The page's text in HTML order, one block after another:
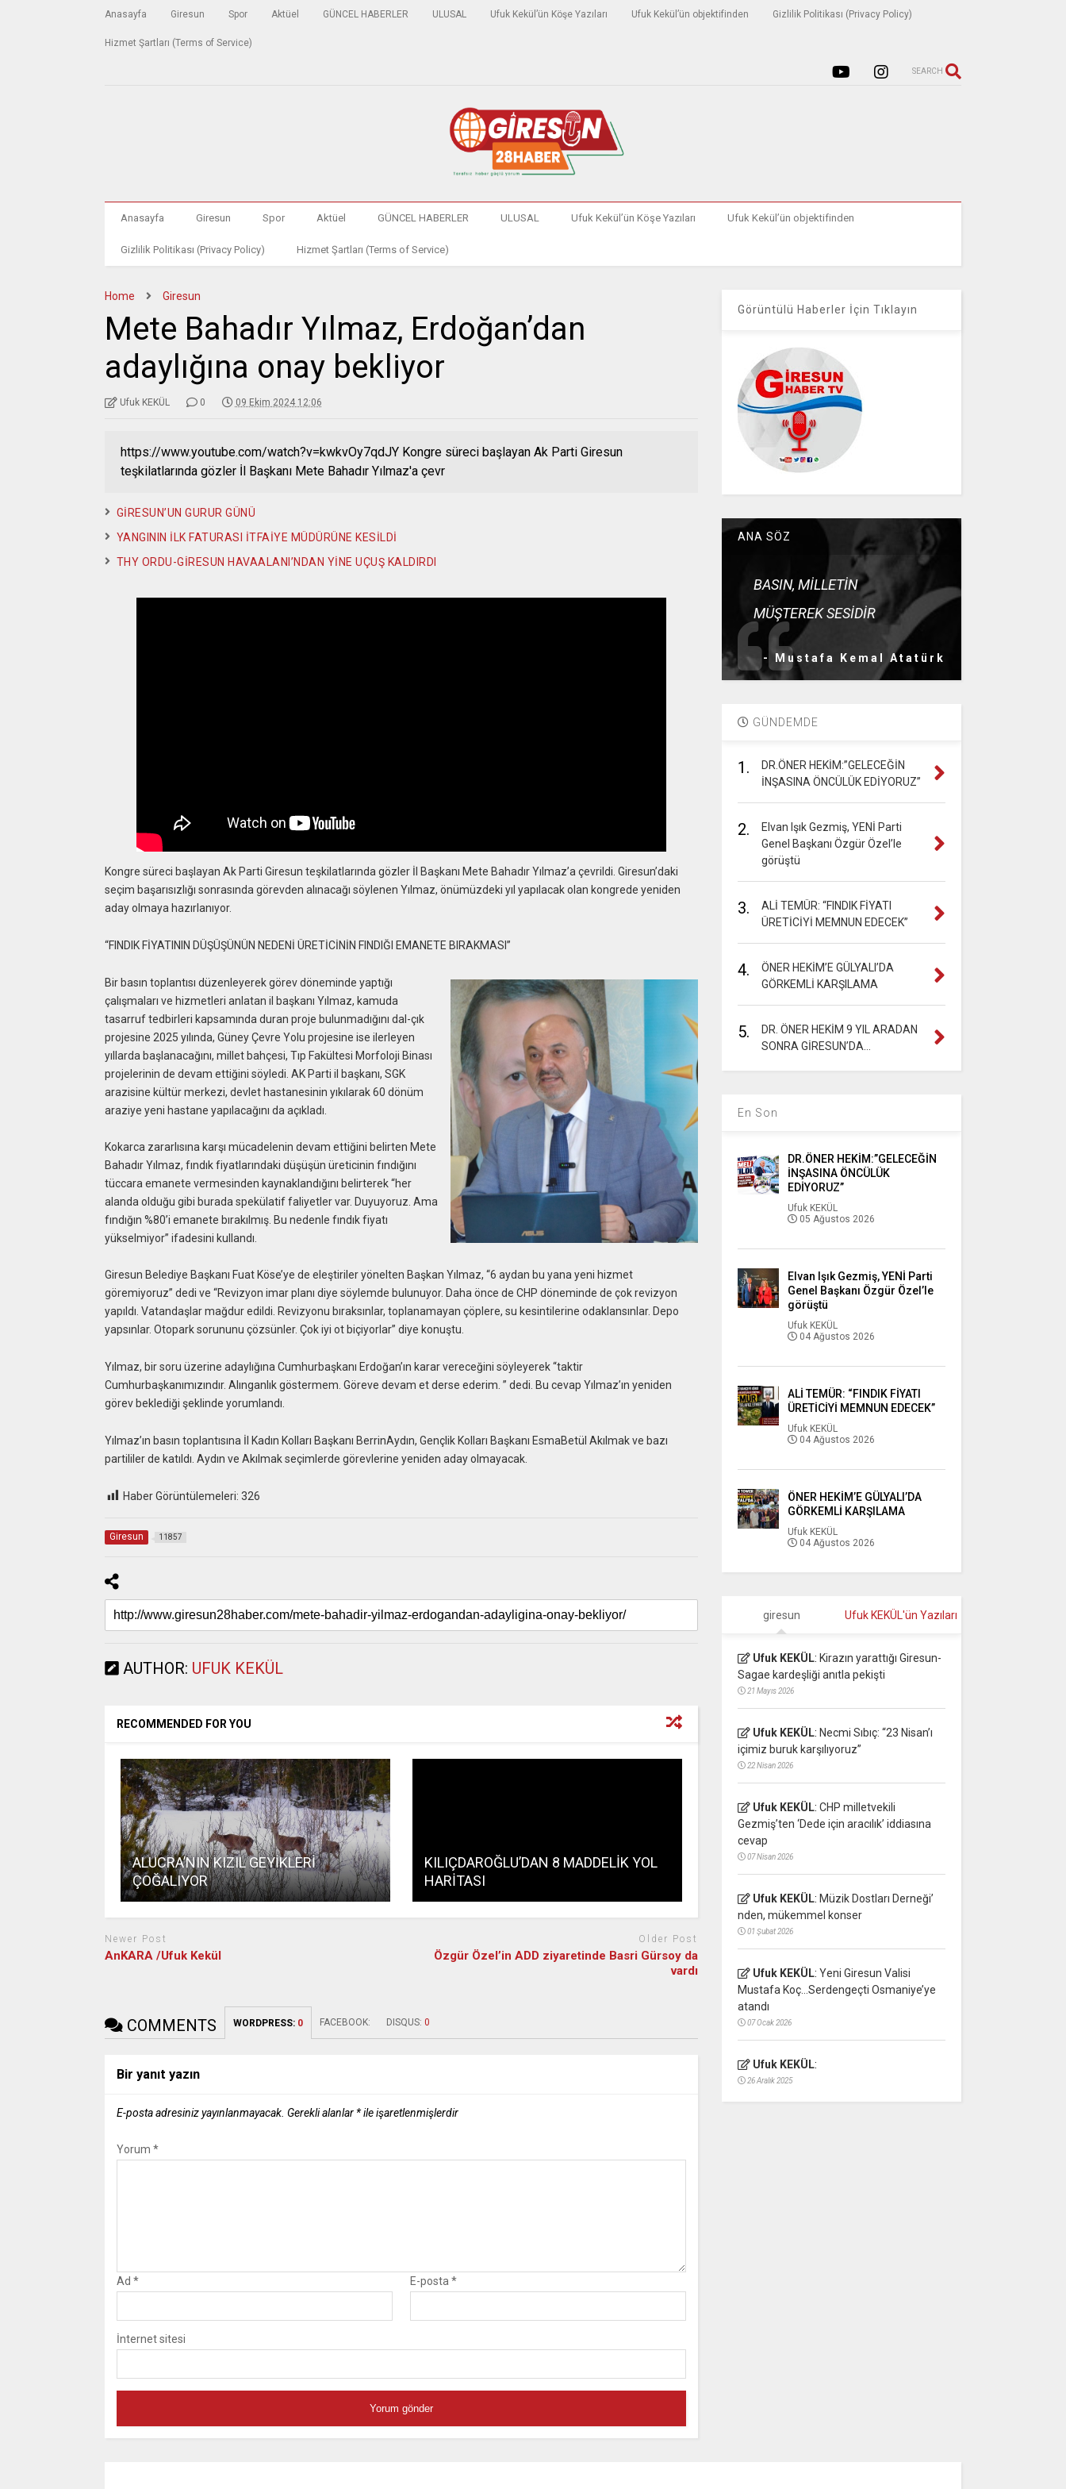
Anasayfa Giresun Spor Aktüel GÜNCEL HABERLER ULUSAL Ufuk Kekül’ün Köşe Yazıları Ufuk Kekül’ün objektifinden Gizlilik Politikası (Privacy Policy)
Hizmet Şartları (Terms of Service)
SEARCH
Anasayfa Giresun Spor Aktüel GÜNCEL HABERLER ULUSAL Ufuk Kekül’ün Köşe Yazıları Ufuk Kekül’ün objektifinden
Gizlilik Politikası (Privacy Policy) Hizmet Şartları (Terms of Service)
Home Giresun
Mete Bahadır Yılmaz, Erdoğan’dan
adaylığına onay bekliyor
Ufuk KEKÜL 0 09 Ekim 2024 12:06
https://www.youtube.com/watch?v=kwkvOy7qdJY Kongre süreci başlayan Ak Parti Giresun
teşkilatlarında gözler İl Başkanı Mete Bahadır Yılmaz'a çevr
GİRESUN’UN GURUR GÜNÜ
YANGININ İLK FATURASI İTFAİYE MÜDÜRÜNE KESİLDİ
THY ORDU-GİRESUN HAVAALANI’NDAN YİNE UÇUŞ KALDIRDI
Kongre süreci başlayan Ak Parti Giresun teşkilatlarında gözler İl Başkanı Mete Bahadır Yılmaz’a çevrildi. Giresun’daki
seçim başarısızlığı sonrasında görevden alınacağı söylenen Yılmaz, önümüzdeki yıl yapılacak olan kongrede yeniden
aday olmaya hazırlanıyor.
“FINDIK FİYATININ DÜŞÜŞÜNÜN NEDENİ ÜRETİCİNİN FINDIĞI EMANETE BIRAKMASI”
Bir basın toplantısı düzenleyerek görev döneminde yaptığı
çalışmaları ve hizmetleri anlatan il başkanı Yılmaz, kamuda
tasarruf tedbirleri kapsamında duran proje bulunmadığını dal-çık
projesine 2025 yılında, Güney Çevre Yolu projesine ise ilerleyen
yıllarda başlanacağını, millet bahçesi, Tıp Fakültesi Morfoloji Binası
projelerinin de devam ettiğini söyledi. AK Parti il başkanı, SGK
arazisine kültür merkezi, devlet hastanesinin yıkılarak 60 dönüm
araziye yeni hastane yapılacağını da açıkladı.
Kokarca zararlısına karşı mücadelenin devam ettiğini belirten Mete
Bahadır Yılmaz, fındık fiyatlarındaki düşüşün üreticinin fındığını
tüccara emanete vermesinden kaynaklandığını belirterek “her
alanda olduğu gibi burada spekülatif faliyetler var. Duyuyoruz. Ama
fındığın %80’i emanete bırakılmış. Bu nedenle fındık fiyatı
yükselmiyor” ifadesini kullandı.
Giresun Belediye Başkanı Fuat Köse’ye de eleştiriler yönelten Başkan Yılmaz, “6 aydan bu yana yeni hizmet
göremiyoruz” dedi ve “Revizyon imar planı diye söylemde bulunuyor. Daha önce de CHP döneminde de çok revizyon
yapıldı. Vatandaşlar mağdur edildi. Revizyonu bıraksınlar, toplanamayan çöplere, su kesintilerine odaklansınlar. Depo
yapsınlar. Otopark sorununu çözsünler. Çok iyi ot biçiyorlar” diye konuştu.
Yılmaz, bir soru üzerine adaylığına Cumhurbaşkanı Erdoğan’ın karar vereceğini söyleyerek “taktir
Cumhurbaşkanımızındır. Alınganlık göstermem. Göreve devam et derse ederim. ” dedi. Bu cevap Yılmaz’ın yeniden
görev beklediği şeklinde yorumlandı.
Yılmaz’ın basın toplantısına İl Kadın Kolları Başkanı BerrinAydın, Gençlik Kolları Başkanı EsmaBetül Akılmak ve bazı
partililer de katıldı. Aydın ve Akılmak seçimlerde görevlerine yeniden aday olmayacak.
Haber Görüntülemeleri: 326
Giresun 11857
AUTHOR: UFUK KEKÜL
RECOMMENDED FOR YOU
ALUCRA’NIN KIZIL GEYİKLERİ
ÇOĞALIYOR
KILIÇDAROĞLU’DAN 8 MADDELİK YOL
HARİTASI
Newer Post
AnKARA /Ufuk Kekül
Older Post
Özgür Özel’in ADD ziyaretinde Basri Gürsoy da
vardı
COMMENTS WORDPRESS: 0 FACEBOOK: DISQUS: 0
Bir yanıt yazın
E-posta adresiniz yayınlanmayacak. Gerekli alanlar *ile işaretlenmişlerdir
Yorum *
Ad * E-posta *
İnternet sitesi
Görüntülü Haberler İçin Tıklayın
ANA SÖZ
BASIN, MİLLETİN
MÜŞTEREK SESİDİR
- Mustafa Kemal Atatürk
GÜNDEMDE
1.
DR.ÖNER HEKİM:”GELECEĞİN
İNŞASINA ÖNCÜLÜK EDİYORUZ”
2.
Elvan Işık Gezmiş, YENİ Parti
Genel Başkanı Özgür Özel’le
görüştü
3.
ALİ TEMÜR: “FINDIK FİYATI
ÜRETİCİYİ MEMNUN EDECEK”
4.
ÖNER HEKİM’E GÜLYALI’DA
GÖRKEMLİ KARŞILAMA
5.
DR. ÖNER HEKİM 9 YIL ARADAN
SONRA GİRESUN’DA…
En Son
DR.ÖNER HEKİM:”GELECEĞİN
İNŞASINA ÖNCÜLÜK
EDİYORUZ”
Ufuk KEKÜL
05 Ağustos 2026
Elvan Işık Gezmiş, YENİ Parti
Genel Başkanı Özgür Özel’le
görüştü
Ufuk KEKÜL
04 Ağustos 2026
ALİ TEMÜR: “FINDIK FİYATI
ÜRETİCİYİ MEMNUN EDECEK”
Ufuk KEKÜL
04 Ağustos 2026
ÖNER HEKİM’E GÜLYALI’DA
GÖRKEMLİ KARŞILAMA
Ufuk KEKÜL
04 Ağustos 2026
giresun Ufuk KEKÜL'ün Yazıları
Ufuk KEKÜL: Kirazın yarattığı Giresun-
Sagae kardeşliği anıtla pekişti
21 Mayıs 2026
Ufuk KEKÜL: Necmi Sıbıç: “23 Nisan’ı
içimiz buruk karşılıyoruz”
22 Nisan 2026
Ufuk KEKÜL: CHP milletvekili
Gezmiş’ten ‘Dede için aracılık’ iddiasına
cevap
07 Nisan 2026
Ufuk KEKÜL: Müzik Dostları Derneği’
nden, mükemmel konser
01 Şubat 2026
Ufuk KEKÜL: Yeni Giresun Valisi
Mustafa Koç…Serdengeçti Osmaniye’ye
atandı
07 Ocak 2026
Ufuk KEKÜL:
26 Aralık 2025